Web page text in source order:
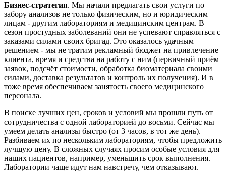
Бизнес-стратегия. Мы начали предлагать свои услуги по
забору анализов не только физическим, но и юридическим
лицам - другим лабораториям и медицинским центрам. В
сезон простудных заболеваний они не успевают справляться с
заказами силами своих бригад. Это оказалось удачным
решением - мы не тратим рекламный бюджет на привлечение
клиента, время и средства на работу с ним (первичный приём
заявок, подсчёт стоимости, обработка биоматериала своими
силами, доставка результатов и контроль их получения). И в
тоже время обеспечиваем занятость своего медицинского
персонала.
В поиске лучших цен, сроков и условий мы прошли путь от
сотрудничества с одной лабораторией до восьми. Сейчас мы
умеем делать анализы быстро (от 3 часов, в тот же день).
Разбиваем их по нескольким лабораториям, чтобы предложить
лучшую цену. В сложных случаях просим особые условия для
наших пациентов, например, уменьшить срок выполнения.
Лаборатории чаще идут нам навстречу, чем отказывают.